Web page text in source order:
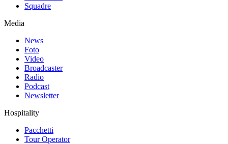
Squadre
Media
News
Foto
Video
Broadcaster
Radio
Podcast
Newsletter
Hospitality
Pacchetti
Tour Operator